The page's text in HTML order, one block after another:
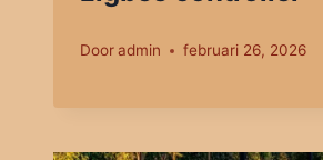
Dooradmin februari 26, 2026